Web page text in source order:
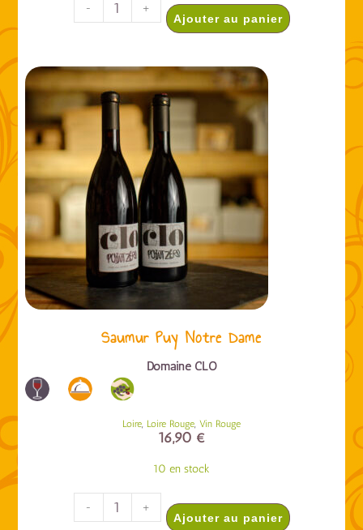
- +
Ajouter au panier
Saumur Puy Notre Dame
Domaine CLO
Loire, Loire Rouge, Vin Rouge
16,90 €
10 en stock
- +
Ajouter au panier